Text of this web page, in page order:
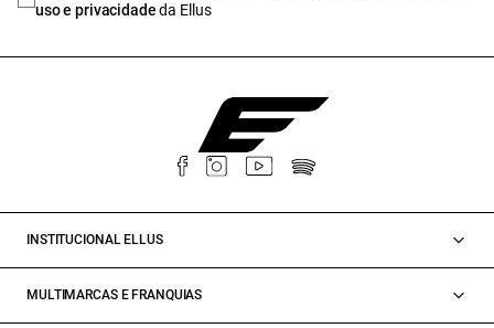
uso e privacidadeda Ellus
INSTITUCIONAL ELLUS
MULTIMARCAS E FRANQUIAS